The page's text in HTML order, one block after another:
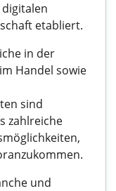
etabliert.
in der
Handel sowie
sind
zahlreiche
und